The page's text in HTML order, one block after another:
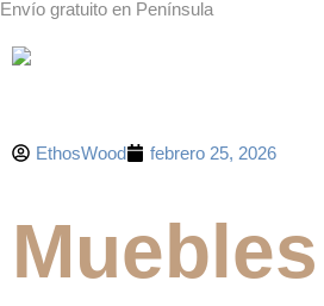
Envío gratuito en Península
EthosWood febrero 25, 2026
Muebles